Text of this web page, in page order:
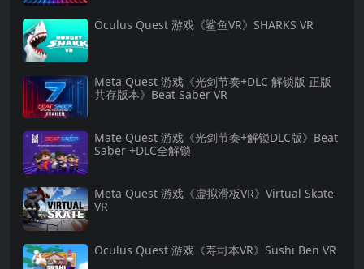
Oculus Quest 游戏《鲨鱼VR》SHARKS VR
Meta Quest 游戏《光剑节奏+DLC 解锁版 正版
共存版本》Beat Saber VR
Mate Quest 游戏《光剑节奏+解锁DLC版》Beat
Saber +DLC全解锁
Meta Quest 游戏《虚拟滑板VR》Virtual Skate
VR
Oculus Quest 游戏《寿司本VR》Sushi Ben VR